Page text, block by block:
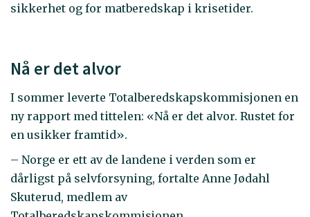
sikkerhet og for matberedskap i krisetider.
Nå er det alvor
I sommer leverte Totalberedskapskommisjonen en
ny rapport med tittelen: «Nå er det alvor. Rustet for
en usikker framtid».
– Norge er ett av de landene i verden som er
dårligst på selvforsyning, fortalte Anne Jødahl
Skuterud, medlem av